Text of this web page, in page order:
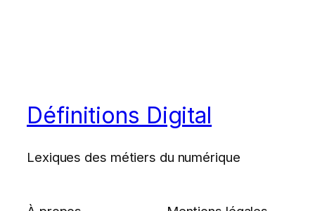
Définitions Digital
Lexiques des métiers du numérique